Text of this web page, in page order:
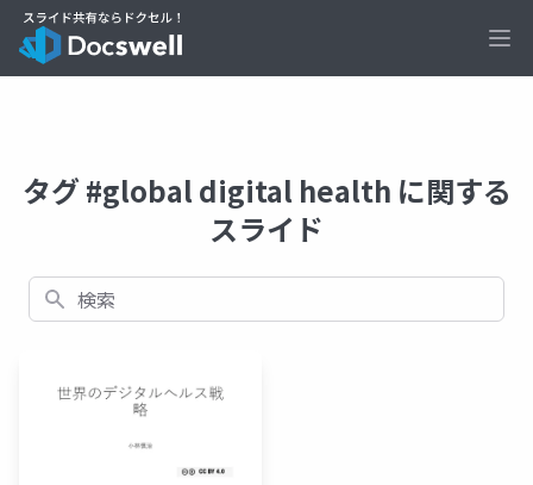
タグ #global digital health に関する
スライド
検索